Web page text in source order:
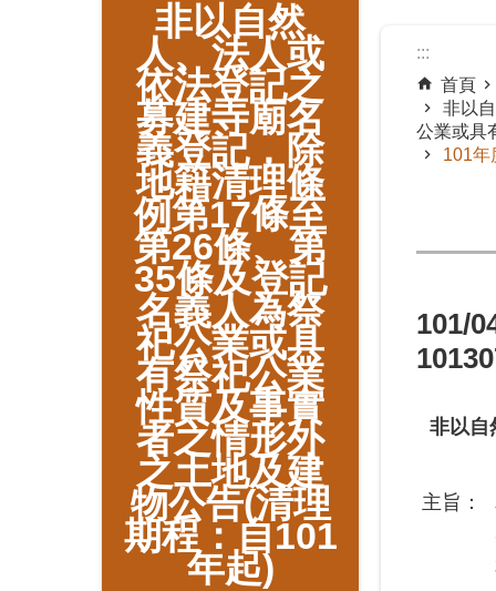
非以自然
人、法人或
依法登記之
募建寺廟名
義登記，除
地籍清理條
例第17條至
第26條、第
35條及登記
名義人為祭
祀公業或具
有祭祀公業
性質及事實
者之情形外
之土地及建
物公告(清理
期程：自101
年起)
:::
首頁
非以
公業或具
101年
101/
非以自
主旨：